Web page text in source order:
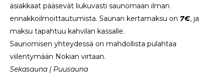
asiakkaat pääsevät liukuvasti saunomaan ilman
ennakkoilmoittautumista. Saunan kertamaksu on 7€, ja
maksu tapahtuu kahvilan kassalle.
Saunomisen yhteydessä on mahdollista pulahtaa
viilentymään Nokian virtaan.
Sekasauna | Puusauna